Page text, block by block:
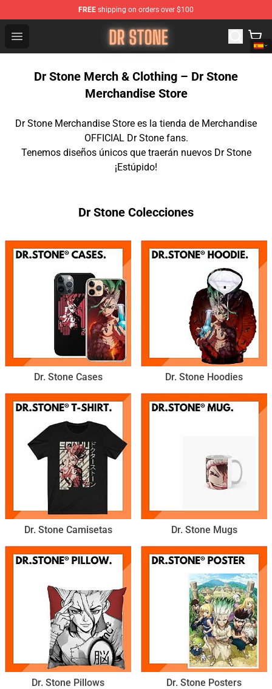
FREE shipping on orders over $100
Open menu
Dr Stone Store - Official Dr Stone Merchandise Shop
Dr Stone Merch & Clothing – Dr Stone
Merchandise Store
Dr Stone Merchandise Store es la tienda de Merchandise
OFFICIAL Dr Stone fans.
Tenemos diseños únicos que traerán nuevos Dr Stone
¡Estúpido!
Dr Stone Colecciones
Dr. Stone Cases Dr. Stone Hoodies
Dr. Stone Camisetas Dr. Stone Mugs
Dr. Stone Pillows Dr. Stone Posters